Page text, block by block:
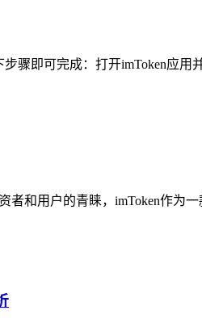
骤即可完成：打开imToken应
和用户的青睐，imToken作为